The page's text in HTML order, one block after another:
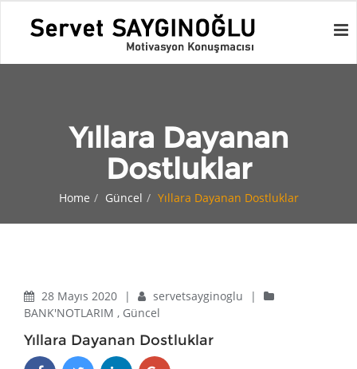
Yıllara Dayanan
Dostluklar
Home Güncel Yıllara Dayanan Dostluklar
28 Mayıs 2020 | servetsayginoglu
|
BANK'NOTLARIM , Güncel
Yıllara Dayanan Dostluklar